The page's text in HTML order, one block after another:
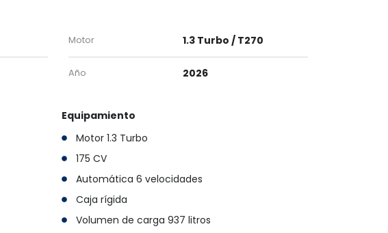
Motor 1.3 Turbo / T270
Año
2026
Equipamiento
Motor 1.3 Turbo
175 CV
Automática 6 velocidades
Caja rígida
Volumen de carga 937 litros